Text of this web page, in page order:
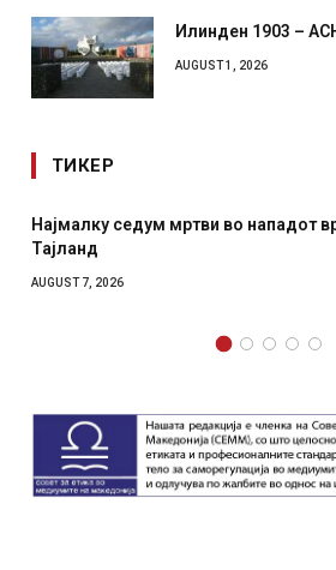
Илинден 1903 –
AUGUST 1, 2026
ТИКЕР
мртви во нападот врз училиште во